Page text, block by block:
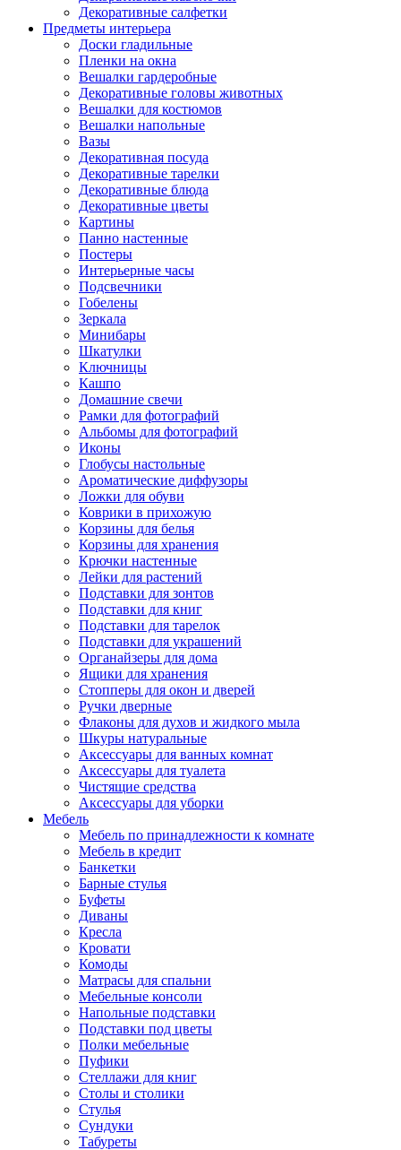
Декоративные салфетки
Предметы интерьера
Доски гладильные
Пленки на окна
Вешалки гардеробные
Декоративные головы животных
Вешалки для костюмов
Вешалки напольные
Вазы
Декоративная посуда
Декоративные тарелки
Декоративные блюда
Декоративные цветы
Картины
Панно настенные
Постеры
Интерьерные часы
Подсвечники
Гобелены
Зеркала
Минибары
Шкатулки
Ключницы
Кашпо
Домашние свечи
Рамки для фотографий
Альбомы для фотографий
Иконы
Глобусы настольные
Ароматические диффузоры
Ложки для обуви
Коврики в прихожую
Корзины для белья
Корзины для хранения
Крючки настенные
Лейки для растений
Подставки для зонтов
Подставки для книг
Подставки для тарелок
Подставки для украшений
Органайзеры для дома
Ящики для хранения
Стопперы для окон и дверей
Ручки дверные
Флаконы для духов и жидкого мыла
Шкуры натуральные
Аксессуары для ванных комнат
Аксессуары для туалета
Чистящие средства
Аксессуары для уборки
Мебель
Мебель по принадлежности к комнате
Мебель в кредит
Банкетки
Барные стулья
Буфеты
Диваны
Кресла
Кровати
Комоды
Матрасы для спальни
Мебельные консоли
Напольные подставки
Подставки под цветы
Полки мебельные
Пуфики
Стеллажи для книг
Столы и столики
Стулья
Сундуки
Табуреты